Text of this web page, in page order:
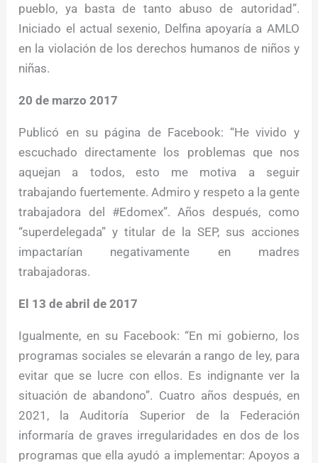
pueblo, ya basta de tanto abuso de autoridad”.
Iniciado el actual sexenio, Delfina apoyaría a AMLO
en la violación de los derechos humanos de niños y
niñas.
20 de marzo 2017
Publicó en su página de Facebook: “He vivido y
escuchado directamente los problemas que nos
aquejan a todos, esto me motiva a seguir
trabajando fuertemente. Admiro y respeto a la gente
trabajadora del #Edomex”. Años después, como
“superdelegada” y titular de la SEP, sus acciones
impactarían negativamente en madres
trabajadoras.
El 13 de abril de 2017
Igualmente, en su Facebook: “En mi gobierno, los
programas sociales se elevarán a rango de ley, para
evitar que se lucre con ellos. Es indignante ver la
situación de abandono”. Cuatro años después, en
2021, la Auditoría Superior de la Federación
informaría de graves irregularidades en dos de los
programas que ella ayudó a implementar: Apoyos a